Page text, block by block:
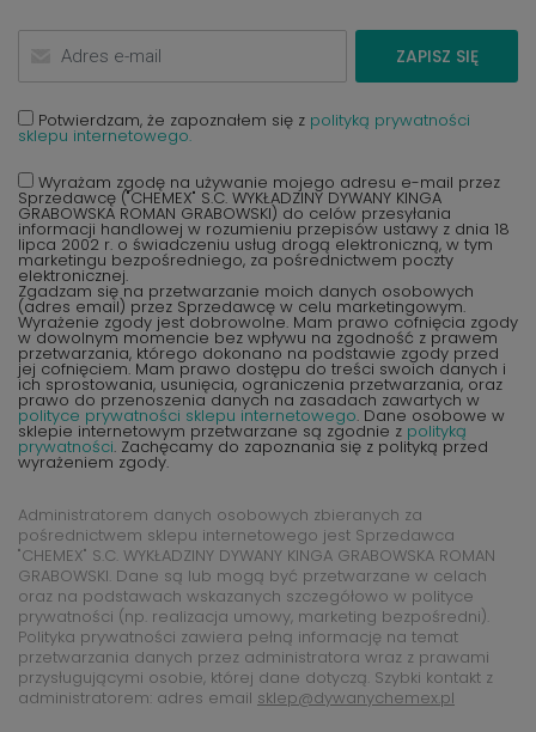
ZAPISZ SIĘ
Potwierdzam, że zapoznałem się z polityką prywatności
sklepu internetowego.
Wyrażam zgodę na używanie mojego adresu e-mail przez
Sprzedawcę ("CHEMEX" S.C. WYKŁADZINY DYWANY KINGA
GRABOWSKA ROMAN GRABOWSKI) do celów przesyłania
informacji handlowej w rozumieniu przepisów ustawy z dnia 18
lipca 2002 r. o świadczeniu usług drogą elektroniczną, w tym
marketingu bezpośredniego, za pośrednictwem poczty
elektronicznej.
Zgadzam się na przetwarzanie moich danych osobowych
(adres email) przez Sprzedawcę w celu marketingowym.
Wyrażenie zgody jest dobrowolne. Mam prawo cofnięcia zgody
w dowolnym momencie bez wpływu na zgodność z prawem
przetwarzania, którego dokonano na podstawie zgody przed
jej cofnięciem. Mam prawo dostępu do treści swoich danych i
ich sprostowania, usunięcia, ograniczenia przetwarzania, oraz
prawo do przenoszenia danych na zasadach zawartych w
polityce prywatności sklepu internetowego. Dane osobowe w
sklepie internetowym przetwarzane są zgodnie z polityką
prywatności. Zachęcamy do zapoznania się z polityką przed
wyrażeniem zgody.
Administratorem danych osobowych zbieranych za
pośrednictwem sklepu internetowego jest Sprzedawca
"CHEMEX" S.C. WYKŁADZINY DYWANY KINGA GRABOWSKA ROMAN
GRABOWSKI. Dane są lub mogą być przetwarzane w celach
oraz na podstawach wskazanych szczegółowo w polityce
prywatności (np. realizacja umowy, marketing bezpośredni).
Polityka prywatności zawiera pełną informację na temat
przetwarzania danych przez administratora wraz z prawami
przysługującymi osobie, której dane dotyczą. Szybki kontakt z
administratorem: adres email sklep@dywanychemex.pl